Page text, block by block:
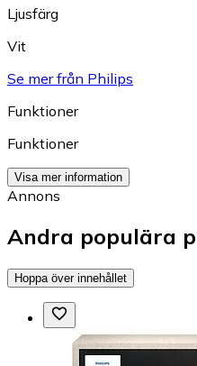
Ljusfärg
Vit
Se mer från Philips
Funktioner
Funktioner
Visa mer information
Annons
Andra populära
Hoppa över innehållet